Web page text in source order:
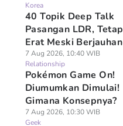
Korea
40 Topik Deep Talk
Pasangan LDR, Tetap
Erat Meski Berjauhan
7 Aug 2026, 10:40 WIB
Relationship
Pokémon Game On!
Diumumkan Dimulai!
Gimana Konsepnya?
7 Aug 2026, 10:30 WIB
Geek